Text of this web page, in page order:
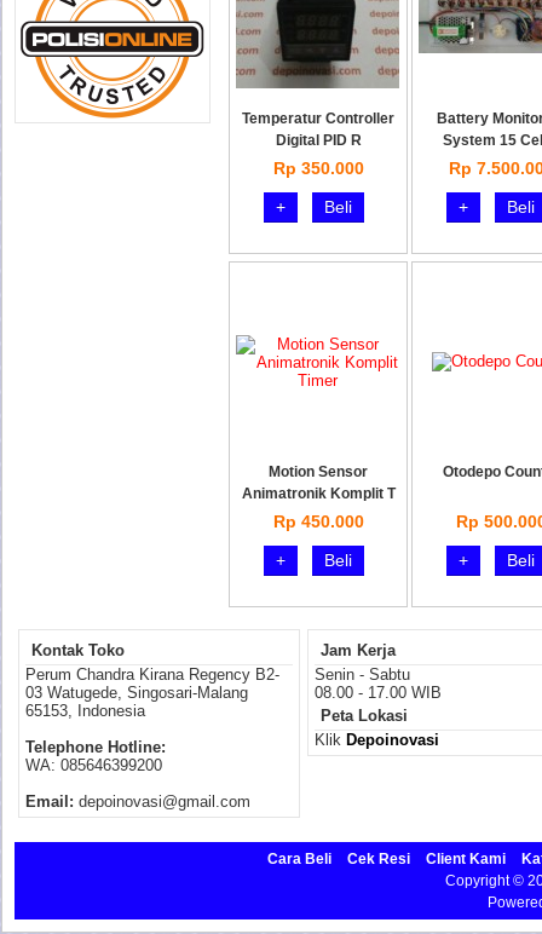
Temperatur Controller
Digital PID R
Rp 350.000
+
Beli
Battery
System 15
Rp
+
Beli
Motion Sensor
Animatronik Komplit T
Rp 450.000
+
Beli
Otodepo
Rp
+
Beli
Kontak Toko
Perum Chandra Kirana Regency B2-
03 Watugede, Singosari-Malang
65153, Indonesia
Telephone Hotline:
WA: 085646399200
Email: depoinovasi@gmail.com
Jam Kerja
Senin - Sabtu
08.00 - 17.00 WIB
Peta Lokasi
Klik Depoinovasi
Cara Beli Cek Resi Client Kami
Copyright ©